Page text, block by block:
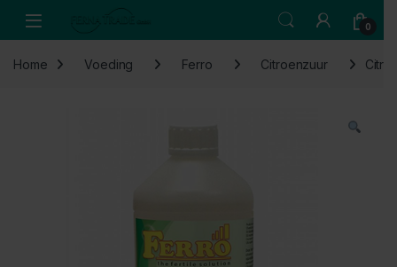
Open 0
Home Voeding Ferro Citroenzuur